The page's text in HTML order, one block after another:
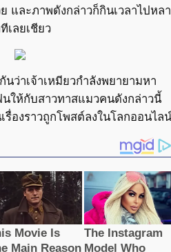
และภาพดังกล่าวก็กินเวลาไปหล
เลยเชียว
นว่าเจ้าเหมียวกำลังพยายามหา
ให้กับสาวทาสแมวคนดังกล่าวนี้
รื่องราวถูกโพสต์ลงในโลกออนไลน์